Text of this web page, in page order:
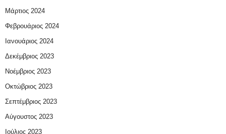
Μάρτιος 2024
Φεβρουάριος 2024
Ιανουάριος 2024
Δεκέμβριος 2023
Νοέμβριος 2023
Οκτώβριος 2023
Σεπτέμβριος 2023
Αύγουστος 2023
Ιούλιος 2023